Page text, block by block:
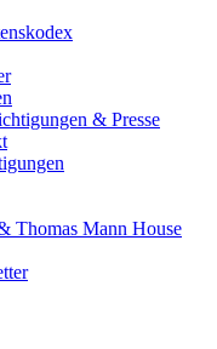
& Presse
Thomas Mann House